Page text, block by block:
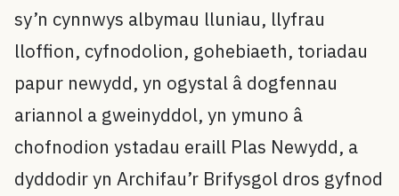
sy’n cynnwys albymau lluniau, llyfrau
lloffion, cyfnodolion, gohebiaeth, toriadau
papur newydd, yn ogystal â dogfennau
ariannol a gweinyddol, yn ymuno â
chofnodion ystadau eraill Plas Newydd, a
dyddodir yn Archifau’r Brifysgol dros gyfnod